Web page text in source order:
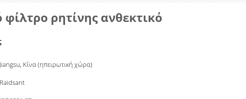
ρητίνης ανθεκτικό
Jiangsu, Κίνα (ηπειρωτική χώρα)
Raidsant